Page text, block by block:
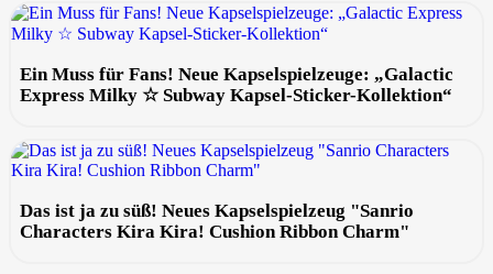
Ein Muss für Fans! Neue Kapselspielzeuge: „Galactic
Express Milky ☆ Subway Kapsel-Sticker-Kollektion“
Das ist ja zu süß! Neues Kapselspielzeug "Sanrio
Characters Kira Kira! Cushion Ribbon Charm"